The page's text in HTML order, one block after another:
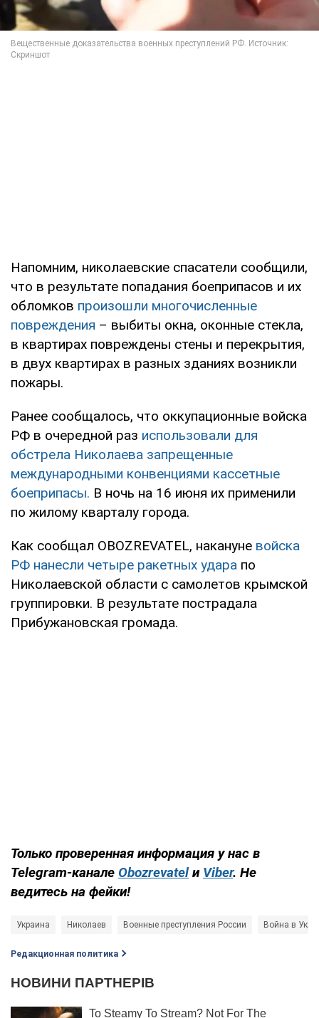
Напомним, николаевские спасатели сообщили,
что в результате попадания боеприпасов и их
обломков произошли многочисленные
повреждения – выбиты окна, оконные стекла,
в квартирах повреждены стены и перекрытия,
в двух квартирах в разных зданиях возникли
пожары.
Ранее сообщалось, что оккупационные войска
РФ в очередной раз использовали для
обстрела Николаева запрещенные
международными конвенциями кассетные
боеприпасы. В ночь на 16 июня их применили
по жилому кварталу города.
Как сообщал OBOZREVATEL, накануне войска
РФ нанесли четыре ракетных удара по
Николаевской области с самолетов крымской
группировки. В результате пострадала
Прибужановская громада.
Только проверенная информация у нас в
Telegram-канале Obozrevatelи Viber. Не
ведитесь на фейки!
Украина Николаев Военные преступления России Война в
Редакционная политика